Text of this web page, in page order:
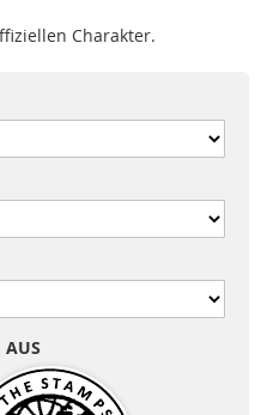
Charakter.
AUS